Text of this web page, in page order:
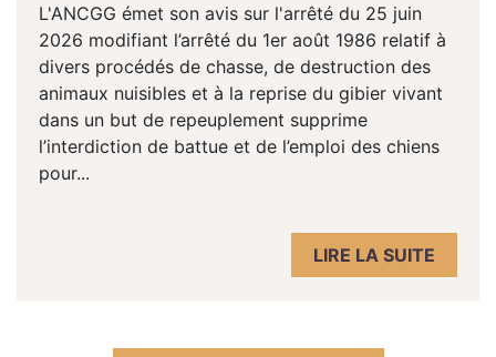
L'ANCGG émet son avis sur l'arrêté du 25 juin
2026 modifiant l’arrêté du 1er août 1986 relatif à
divers procédés de chasse, de destruction des
animaux nuisibles et à la reprise du gibier vivant
dans un but de repeuplement supprime
l’interdiction de battue et de l’emploi des chiens
pour...
LIRE LA SUITE